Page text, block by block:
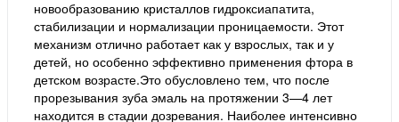
новообразованию кристаллов гидроксиапатита,
стабилизации и нормализации проницаемости. Этот
механизм отлично работает как у взрослых, так и у
детей, но особенно эффективно применения фтора в
детском возрасте.Это обусловлено тем, что после
прорезывания зуба эмаль на протяжении 3—4 лет
находится в стадии дозревания. Наиболее интенсивно